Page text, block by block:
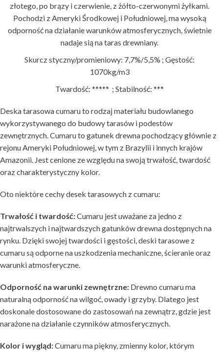
złotego, po brązy i czerwienie, z żółto-czerwonymi żyłkami.
Pochodzi z Ameryki Środkowej i Południowej, ma wysoką
odporność na działanie warunków atmosferycznych, świetnie
nadaje sią na taras drewniany.
Skurcz styczny/promieniowy: 7,7%/5,5% ; Gęstość:
1070kg/m3
Twardość: ***** ; Stabilność: ***
Deska tarasowa cumaru to rodzaj materiału budowlanego
wykorzystywanego do budowy tarasów i podestów
zewnętrznych. Cumaru to gatunek drewna pochodzący głównie z
rejonu Ameryki Południowej, w tym z Brazylii i innych krajów
Amazonii. Jest cenione ze względu na swoją trwałość, twardość
oraz charakterystyczny kolor.
Oto niektóre cechy desek tarasowych z cumaru:
Trwałość i twardość:Cumaru jest uważane za jedno z
najtrwalszych i najtwardszych gatunków drewna dostępnych na
rynku. Dzięki swojej twardości i gęstości, deski tarasowe z
cumaru są odporne na uszkodzenia mechaniczne, ścieranie oraz
warunki atmosferyczne.
Odporność na warunki zewnętrzne: Drewno cumaru ma
naturalną odporność na wilgoć, owady i grzyby. Dlatego jest
doskonale dostosowane do zastosowań na zewnątrz, gdzie jest
narażone na działanie czynników atmosferycznych.
Kolor i wygląd:Cumaru ma piękny, zmienny kolor, którym